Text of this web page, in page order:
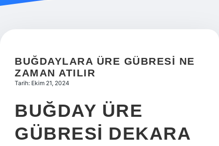
Hakkımızda
BUĞDAYLARA ÜRE GÜBRESI NE
ZAMAN ATILIR
Tarih: Ekim 21, 2024
BUĞDAY ÜRE
GÜBRESI DEKARA